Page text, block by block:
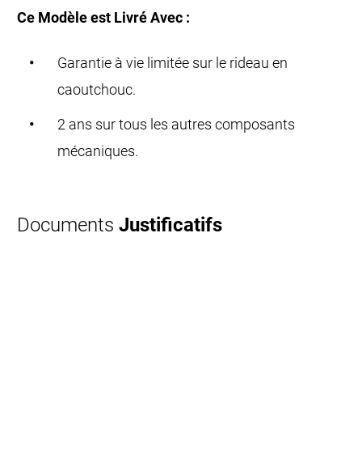
Ce Modèle est Livré Avec :
Garantie à vie limitée sur le rideau en
caoutchouc.
2 ans sur tous les autres composants
mécaniques.
DocumentsJustificatifs